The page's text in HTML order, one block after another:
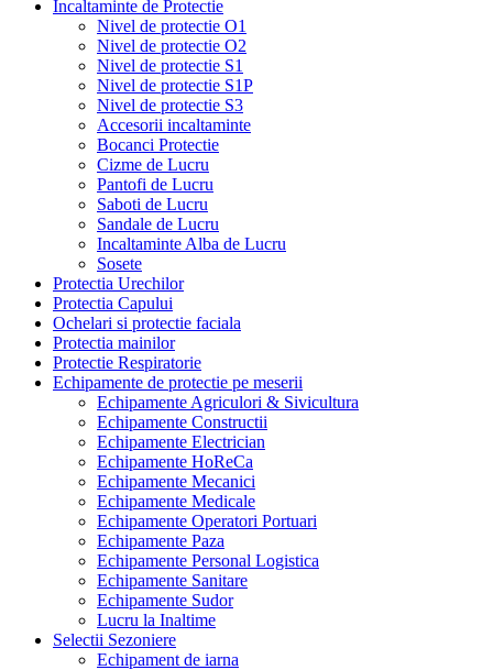
Incaltaminte de Protectie
Nivel de protectie O1
Nivel de protectie O2
Nivel de protectie S1
Nivel de protectie S1P
Nivel de protectie S3
Accesorii incaltaminte
Bocanci Protectie
Cizme de Lucru
Pantofi de Lucru
Saboti de Lucru
Sandale de Lucru
Incaltaminte Alba de Lucru
Sosete
Protectia Urechilor
Protectia Capului
Ochelari si protectie faciala
Protectia mainilor
Protectie Respiratorie
Echipamente de protectie pe meserii
Echipamente Agriculori & Sivicultura
Echipamente Constructii
Echipamente Electrician
Echipamente HoReCa
Echipamente Mecanici
Echipamente Medicale
Echipamente Operatori Portuari
Echipamente Paza
Echipamente Personal Logistica
Echipamente Sanitare
Echipamente Sudor
Lucru la Inaltime
Selectii Sezoniere
Echipament de iarna